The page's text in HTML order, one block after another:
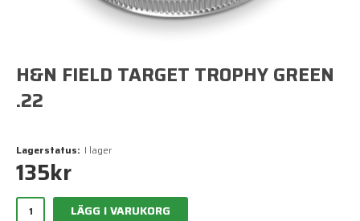
H&N FIELD TARGET TROPHY GREEN
.22
Lagerstatus: I lager
135kr
LÄGG I VARUKORG